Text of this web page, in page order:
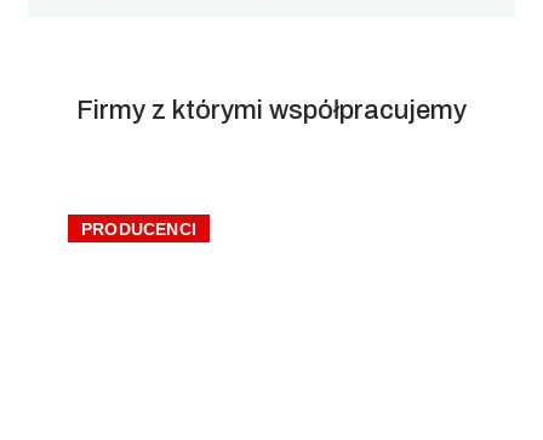
Firmy z którymi współpracujemy
PRODUCENCI